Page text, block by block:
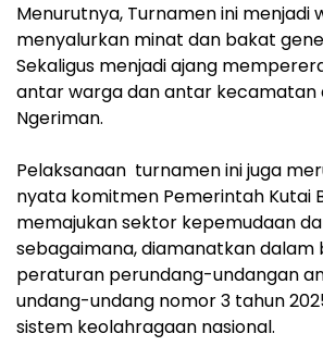
Menurutnya, Turnamen ini menjadi
menyalurkan minat dan bakat
Sekaligus menjadi ajang
antar warga dan antar kecamatan
Ngeriman.
Pelaksanaan turnamen ini juga
nyata komitmen Pemerintah Kutai
memajukan sektor kepemudaan
sebagaimana, diamanatkan dalam
peraturan perundang-undangan
undang-undang nomor 3 tahun
sistem keolahragaan nasional.